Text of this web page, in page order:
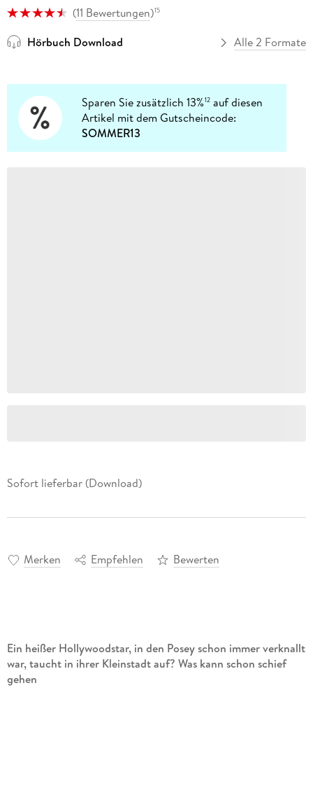
(11 Bewertungen)15
Hörbuch Download Alle 2 Formate
Sparen Sie zusätzlich 13%12 auf diesen
Artikel mit dem Gutscheincode:
SOMMER13
Sofort lieferbar (Download)
Merken Empfehlen Bewerten
Ein heißer Hollywoodstar, in den Posey schon immer verknallt
war, taucht in ihrer Kleinstadt auf? Was kann schon schief
gehen